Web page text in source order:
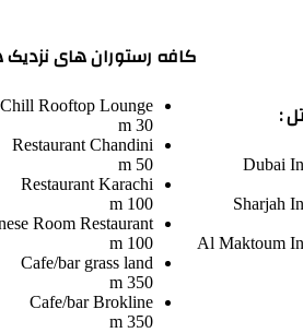
:
Dubai
Sharjah
Al Maktoum
کافه رستوران های نزدیک
Chill Rooftop Lounge
30 m
Restaurant Chandini
50 m
Restaurant Karachi
100 m
Room Restaurant
100 m
Cafe/bar grass land
350 m
Cafe/barBrokline
350 m